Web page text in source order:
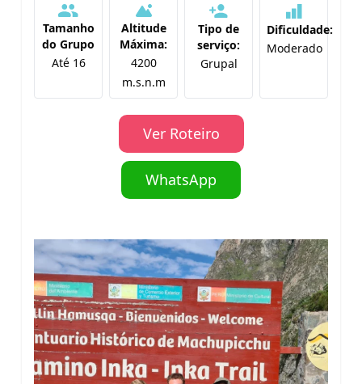
Tamanho
do Grupo
Até 16
Altitude
Máxima:
4200
m.s.n.m
Tipo de
serviço:
Grupal
Dificuldade:
Moderado
Ver Roteiro
WhatsApp